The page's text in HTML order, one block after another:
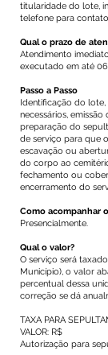
titularidade do lote,
telefone para
Qual o prazo de
Atendimento
executado em até
Passo a Passo
Identificação do
necessários,
preparação do
de serviço para que
escavação ou
do corpo ao
fechamento ou
encerramento do
Como acompanhar
Presencialmente.
Qual o valor?
O serviço será
Município), o valor
percentual dessa
correção se dá
TAXA PARA
VALOR: R$
Autorização para